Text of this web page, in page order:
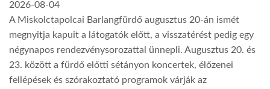
2026-08-04
A Miskolctapolcai Barlangfürdő augusztus 20-án ismét
megnyitja kapuit a látogatók előtt, a visszatérést pedig egy
négynapos rendezvénysorozattal ünnepli. Augusztus 20. és
23. között a fürdő előtti sétányon koncertek, élőzenei
fellépések és szórakoztató programok várják az